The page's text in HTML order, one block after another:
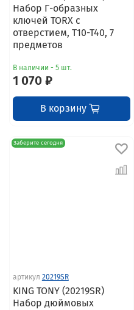
Набор Г-образных
ключей TORX с
отверстием, T10-T40, 7
предметов
В наличии - 5 шт.
1 070 ₽
В корзину
Заберите сегодня
артикул 20219SR
KING TONY (20219SR)
Набор дюймовых